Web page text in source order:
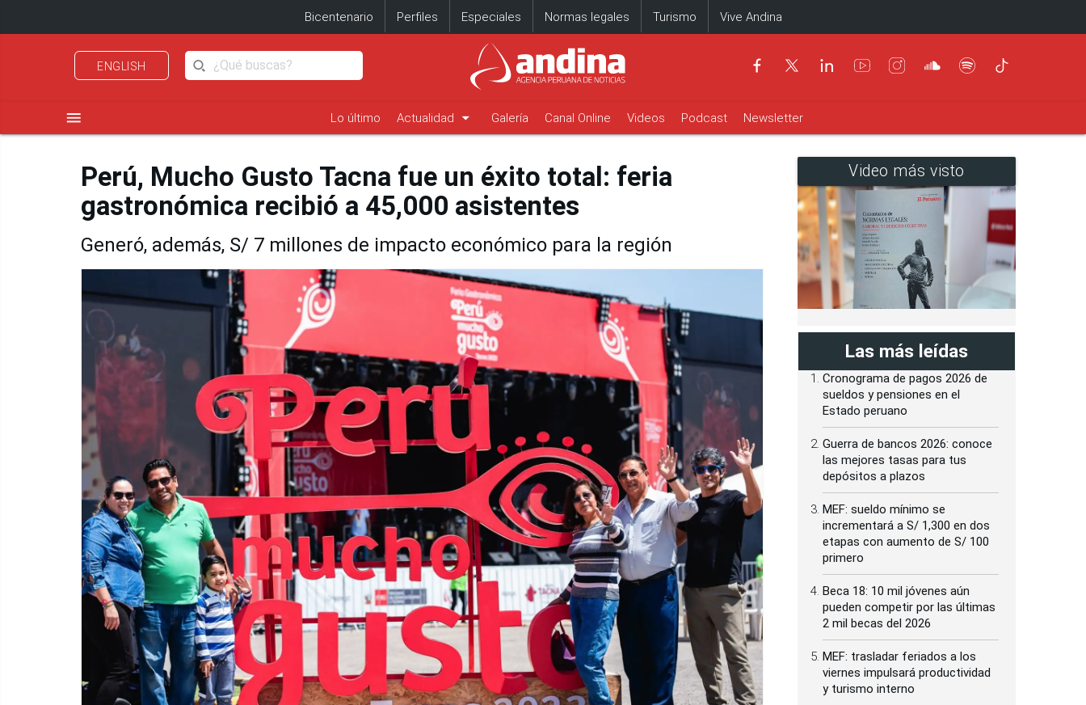
Bicentenario Perfiles Especiales Normas legales Turismo Vive Andina
ENGLISH
menu Lo último Actualidad arrow_drop_down Galería Canal Online Videos Podcast Newsletter
Perú, Mucho Gusto Tacna fue un éxito total: feria
gastronómica recibió a 45,000 asistentes
Generó, además, S/ 7 millones de impacto económico para la región
Video más visto
Las más leídas
Cronograma de pagos 2026 de
sueldos y pensiones en el
Estado peruano
Guerra de bancos 2026: conoce
las mejores tasas para tus
depósitos a plazos
MEF: sueldo mínimo se
incrementará a S/ 1,300 en dos
etapas con aumento de S/ 100
primero
Beca 18: 10 mil jóvenes aún
pueden competir por las últimas
2 mil becas del 2026
MEF: trasladar feriados a los
viernes impulsará productividad
y turismo interno